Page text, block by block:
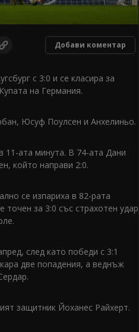
Добави коментар
с 3:0 и се класира за
на Германия.
Юсуф Поулсен и Анхелиньо.
11-ата минута. В 74-ата Дани
който направи 2:0.
се изпариха в 82-рата
за 3:0 със страхотен удар
след като победи с 3:1
две попадения, а веднъж
защитник Йоханес Райхерт.